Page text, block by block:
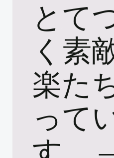
とて
く素
楽た
って